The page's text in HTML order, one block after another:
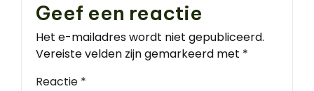
Geef een reactie
Het e-mailadres wordt niet gepubliceerd.
Vereiste velden zijn gemarkeerd met *
Reactie *